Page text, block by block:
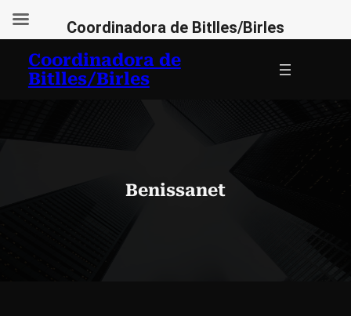
contingut
Coordinadora de
Bitlles/Birles
Benissanet
Coordinadora de Bitlles/Birles